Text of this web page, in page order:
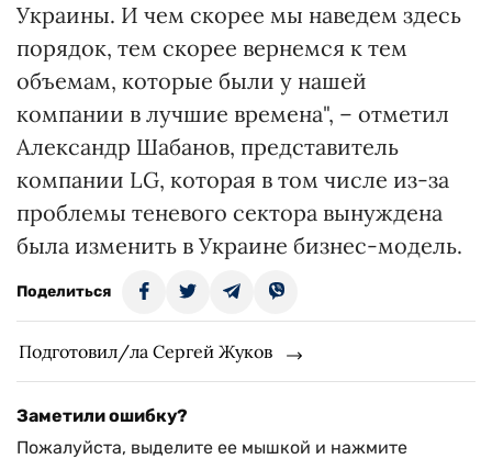
Украины. И чем скорее мы наведем здесь
порядок, тем скорее вернемся к тем
объемам, которые были у нашей
компании в лучшие времена", – отметил
Александр Шабанов, представитель
компании LG, которая в том числе из-за
проблемы теневого сектора вынуждена
была изменить в Украине бизнес-модель.
Поделиться
Подготовил/ла Сергей Жуков
Заметили ошибку?
Пожалуйста, выделите ее мышкой и нажмите